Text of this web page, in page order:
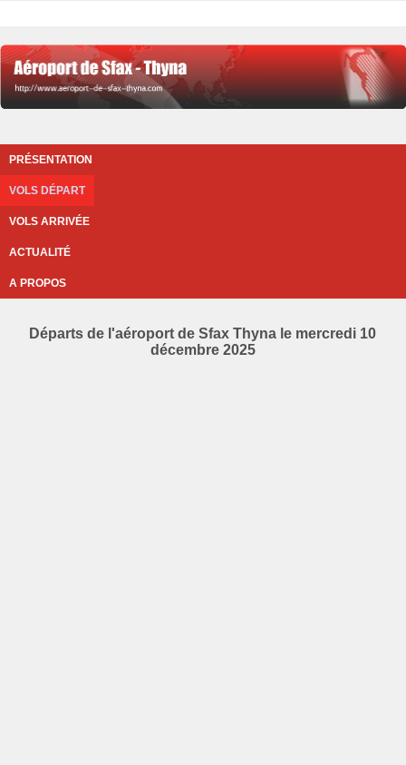
PRÉSENTATION
VOLS DÉPART
VOLS ARRIVÉE
ACTUALITÉ
A PROPOS
Départs de l'aéroport de Sfax Thyna le mercredi 10
décembre 2025